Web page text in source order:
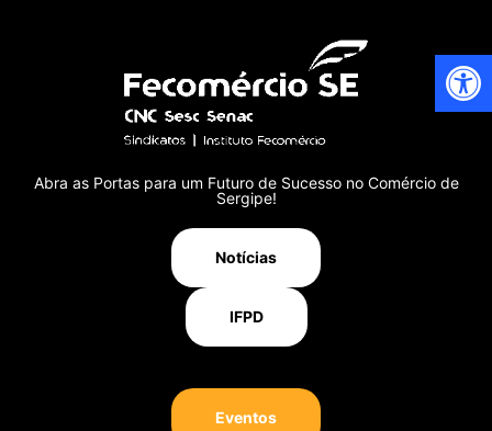
Abra as Portas para um Futuro de Sucesso no Comércio de
Sergipe!
Notícias
IFPD
Eventos